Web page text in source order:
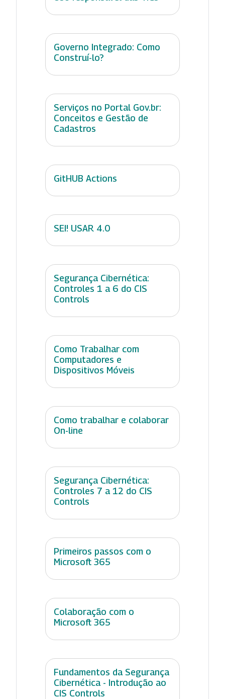
Governo Integrado: Como
Construí-lo?
Serviços no Portal Gov.br:
Conceitos e Gestão de
Cadastros
GitHUB Actions
SEI! USAR 4.0
Segurança Cibernética:
Controles 1 a 6 do CIS
Controls
Como Trabalhar com
Computadores e
Dispositivos Móveis
Como trabalhar e colaborar
On-line
Segurança Cibernética:
Controles 7 a 12 do CIS
Controls
Primeiros passos com o
Microsoft 365
Colaboração com o
Microsoft 365
Fundamentos da Segurança
Cibernética - Introdução ao
CIS Controls